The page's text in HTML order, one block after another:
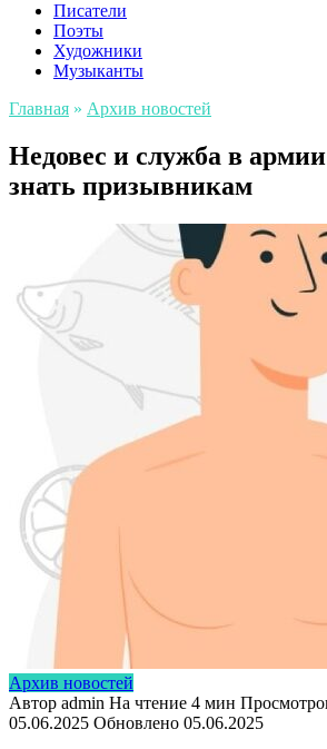
Писатели
Поэты
Художники
Музыканты
Главная » Архив новостей
Недовес и служба в
знать призывникам
Архив новостей
Автор admin На чтение 4 мин
05.06.2025 Обновлено 05.06.2025